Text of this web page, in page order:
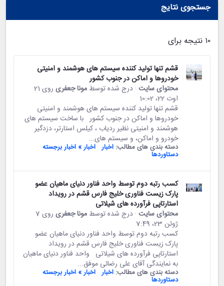
جستجوی نتایج
۱۰ نتیجه برای
قشم تنها تولید کننده سیستم های هوشمند و امنیتی
خودروها و اماکن در جنوب کشور
محتوای سایت · درج شده توسط مونا جعفری
روی 21
اوت 22،‏ 10:02
قشم تنها تولید کننده سیستم های هوشمند و امنیتی
خودروها و اماکن در جنوب کشور با ساخت سیستم های
هوشمند و امنیتی نظیر ردیاب ، کیلس استارتر، دزدگیر
خودرو و اماکن، و سیستم های...
دسته بندی های مطالب: اخبار اخبار » اخبار برجسته
دستاوردها
کسب رتبه دوم توسط واحد فناور دنیای ماهیان عضو
پارک زیست فناوری خلیج فارس قشم در رویداد
استارتاپی فرآورده های شیلاتی
محتوای سایت · درج شده توسط مونا جعفری
روی 7
ژوئن 23،‏ 7:49
کسب رتبه دوم توسط واحد فناور دنیای ماهیان عضو
پارک زیست فناوری خلیج فارس قشم در رویداد
استارتاپی فرآورده های شیلاتی واحد فناور دنیای ماهیان
به نمایندگی آقای علی رضائی موفق...
دسته بندی های مطالب: اخبار اخبار » اخبار برجسته
دستاوردها